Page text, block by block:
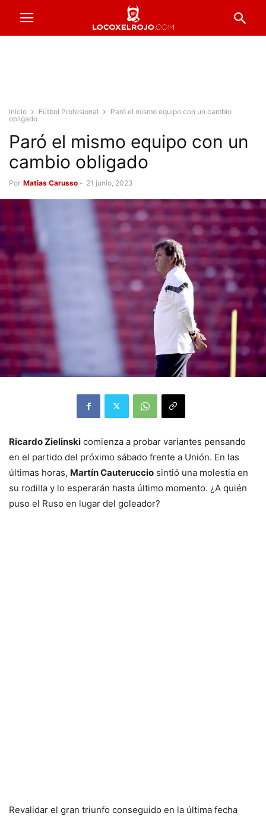
Inicio Fútbol Profesional
Paró el mismo equipo con un cambio
obligado
Paró el mismo equipo con un
cambio obligado
Por Matias Carusso - 21 junio, 2023
Ricardo Zielinski comienza a probar variantes pensando
en el partido del próximo sábado frente a Unión. En las
últimas horas, Martín Cauteruccio sintió una molestia en
su rodilla y lo esperarán hasta último momento. ¿A quién
puso el Ruso en lugar del goleador?
Revalidar el gran triunfo conseguido en la última fecha